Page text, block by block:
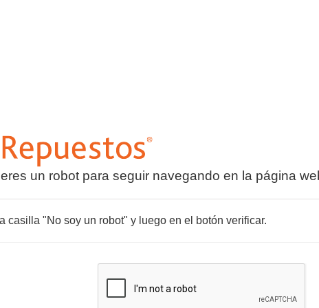
un robot para seguir navegando en la página
casilla "No soy un robot" y luego en el botón verificar.